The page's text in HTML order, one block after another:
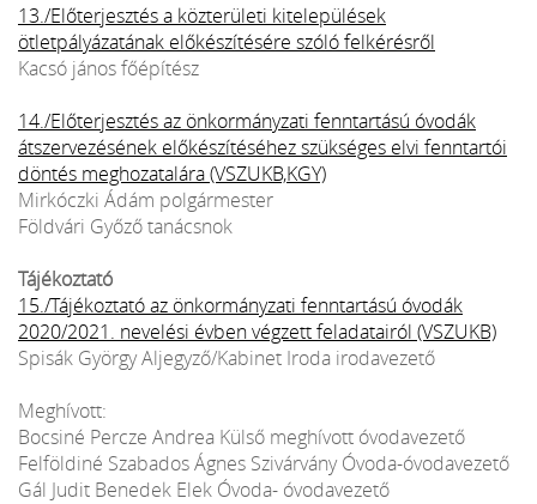
13./Előterjesztés a közterületi kitelepülések
ötletpályázatának előkészítésére szóló felkérésről
Kacsó jános főépítész
14./Előterjesztés az önkormányzati fenntartású óvodák
átszervezésének előkészítéséhez szükséges elvi fenntartói
döntés meghozatalára (VSZUKB,KGY)
Mirkóczki Ádám polgármester
Földvári Győző tanácsnok
Tájékoztató
15./Tájékoztató az önkormányzati fenntartású óvodák
2020/2021. nevelési évben végzett feladatairól (VSZUKB)
Spisák György Aljegyző/Kabinet Iroda irodavezető
Meghívott:
Bocsiné Percze Andrea Külső meghívott óvodavezető
Felföldiné Szabados Ágnes Szivárvány Óvoda-óvodavezető
Gál Judit Benedek Elek Óvoda- óvodavezető